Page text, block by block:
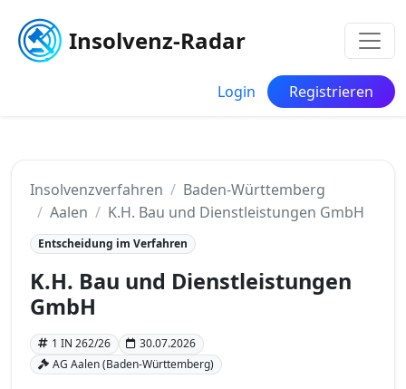
Insolvenz-Radar
Login Registrieren
Insolvenzverfahren
Baden-Württemberg
Aalen
K.H. Bau und Dienstleistungen GmbH
Entscheidung im Verfahren
K.H. Bau und Dienstleistungen
GmbH
1 IN 262/26
30.07.2026
AG Aalen (Baden-Württemberg)